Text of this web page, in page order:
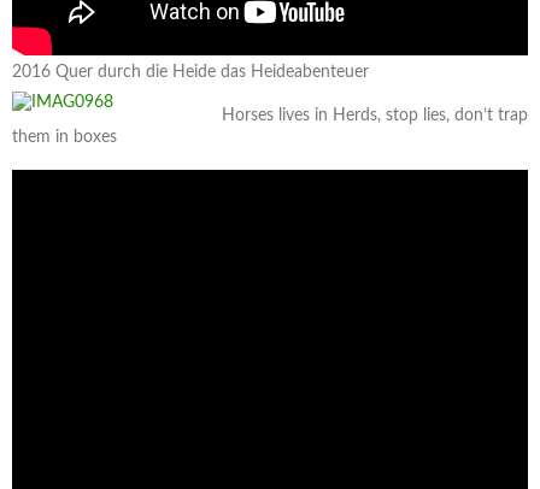
2016 Quer durch die Heide das Heideabenteuer
Horses lives in Herds, stop lies, don’t trap
them in boxes